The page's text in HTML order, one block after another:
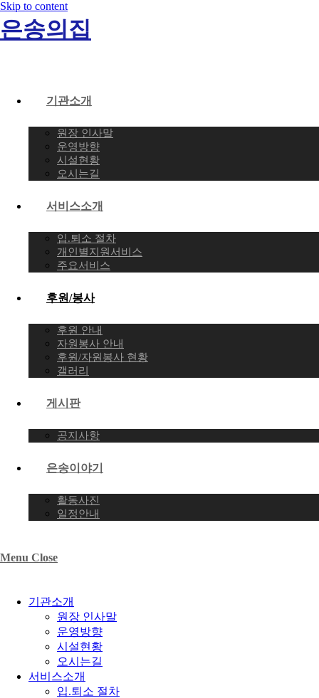
Skip to content
은송의집
기관소개
원장 인사말
운영방향
시설현황
오시는길
서비스소개
입.퇴소 절차
개인별지원서비스
주요서비스
후원/봉사
후원 안내
자원봉사 안내
후원/자원봉사 현황
갤러리
게시판
공지사항
은송이야기
활동사진
일정안내
Menu Close
기관소개
원장 인사말
운영방향
시설현황
오시는길
서비스소개
입.퇴소 절차